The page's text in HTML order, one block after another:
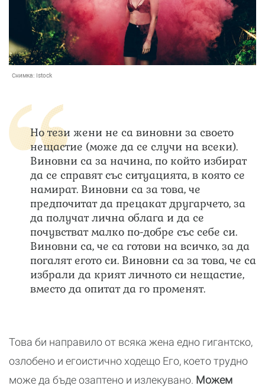
Снимка: Istock
Но тези жени не са виновни за своето
нещастие (може да се случи на всеки).
Виновни са за начина, по който избират
да се справят със ситуацията, в която се
намират. Виновни са за това, че
предпочитат да прецакат другарчето, за
да получат лична облага и да се
почувстват малко по-добре със себе си.
Виновни са, че са готови на всичко, за да
погалят егото си. Виновни са за това, че са
избрали да крият личното си нещастие,
вместо да опитат да го променят.
Това би направило от всяка жена едно гигантско,
озлобено и егоистично ходещо Его, което трудно
може да бъде озаптено и излекувано. Можем